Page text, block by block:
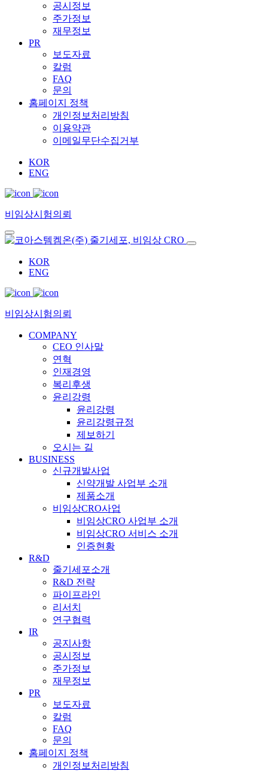
공시정보
주가정보
재무정보
PR
보도자료
칼럼
FAQ
문의
홈페이지 정책
개인정보처리방침
이용약관
이메일무단수집거부
KOR
ENG
비임상시험의뢰
KOR
ENG
비임상시험의뢰
COMPANY
CEO 인사말
연혁
인재경영
복리후생
윤리강령
윤리강령
윤리강령규정
제보하기
오시는 길
BUSINESS
신규개발사업
신약개발 사업부 소개
제품소개
비임상CRO사업
비임상CRO 사업부 소개
비임상CRO 서비스 소개
인증현황
R&D
줄기세포소개
R&D 전략
파이프라인
리서치
연구협력
IR
공지사항
공시정보
주가정보
재무정보
PR
보도자료
칼럼
FAQ
문의
홈페이지 정책
개인정보처리방침